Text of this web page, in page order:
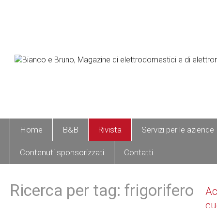
Home B&B Rivista Servizi per le aziende
Contenuti sponsorizzati Contatti
Ricerca per tag: frigorifero